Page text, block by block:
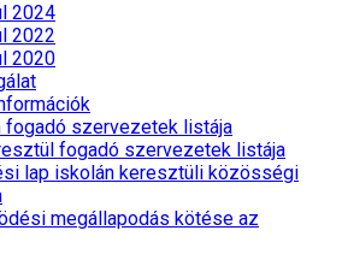
2024
2022
2020
fogadó szervezetek listája
fogadó szervezetek listája
lap iskolán keresztüli közösségi
megállapodás kötése az